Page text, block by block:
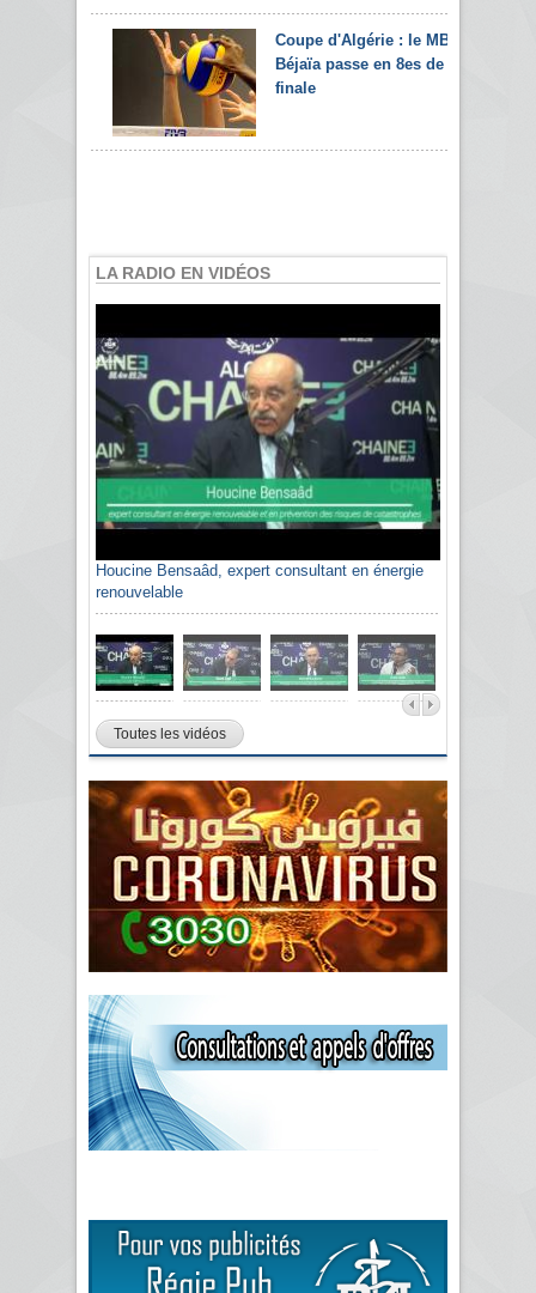
Coupe d'Algérie : le MB
Béjaïa passe en 8es de
finale
LA RADIO EN VIDÉOS
Houcine Bensaâd, expert consultant en énergie
renouvelable
Toutes les vidéos